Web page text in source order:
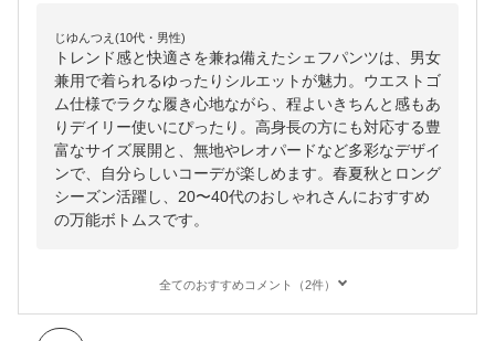
じゆんつえ(10代・男性)
トレンド感と快適さを兼ね備えたシェフパンツは、男女
兼用で着られるゆったりシルエットが魅力。ウエストゴ
ム仕様でラクな履き心地ながら、程よいきちんと感もあ
りデイリー使いにぴったり。高身長の方にも対応する豊
富なサイズ展開と、無地やレオパードなど多彩なデザイ
ンで、自分らしいコーデが楽しめます。春夏秋とロング
シーズン活躍し、20〜40代のおしゃれさんにおすすめ
の万能ボトムスです。
全てのおすすめコメント（2件）